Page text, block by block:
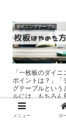
ダイニングテーブル
「一枚板のダイ
ポイントは？」「
グテーブルという
ルには、もちろん
は必ず知ってお
メニュー ホ